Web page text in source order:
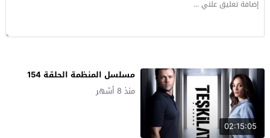
02:15:05
مسلسل المنظمة الحلقة 154
منذ 8 أشهر